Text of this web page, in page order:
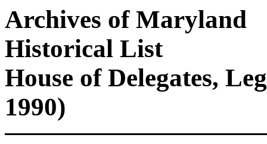
Archives of Maryland
Historical List
House of Delegates,
1990)